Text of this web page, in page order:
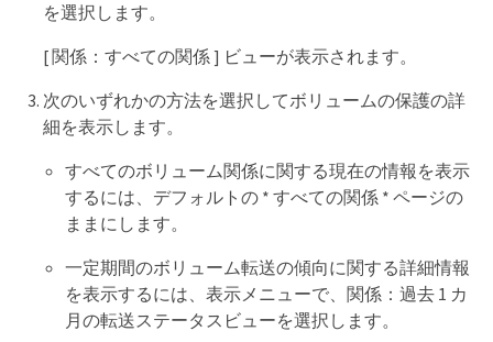
を選択します。
[ 関係：すべての関係 ] ビューが表示されます。
次のいずれかの方法を選択してボリュームの保護の詳
細を表示します。
すべてのボリューム関係に関する現在の情報を表示
するには、デフォルトの * すべての関係 * ページの
ままにします。
一定期間のボリューム転送の傾向に関する詳細情報
を表示するには、表示メニューで、関係：過去 1 カ
月の転送ステータスビューを選択します。